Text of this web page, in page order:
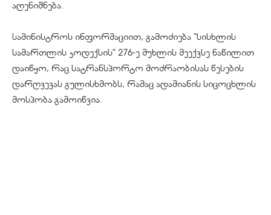
აღენიშნება.
სამინისტროს ინფორმაციით, გამოძიება “სისხლის
სამართლის კოდექსის” 276-ე მუხლის მეექვსე ნაწილით
დაიწყო, რაც სატრანსპორტო მოძრაობისას წესების
დარღვევას გულისხმობს, რამაც ადამიანის სიცოცხლის
მოსპობა გამოიწვია.